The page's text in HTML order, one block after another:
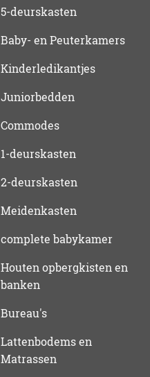
5-deurskasten
Baby- en Peuterkamers
Kinderledikantjes
Juniorbedden
Commodes
1-deurskasten
2-deurskasten
Meidenkasten
complete babykamer
Houten opbergkisten en
banken
Bureau's
Lattenbodems en
Matrassen